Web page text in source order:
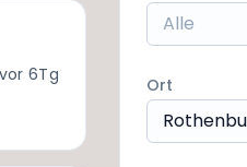
vor 6Tg
Alle
Ort